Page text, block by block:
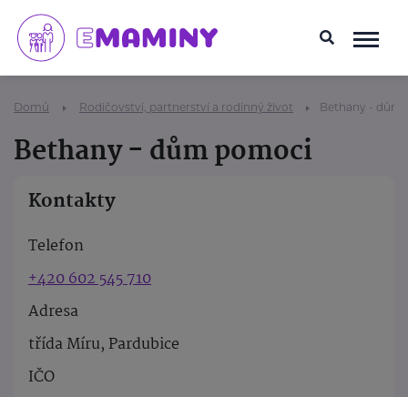
Domů Rodičovství, partnerství a rodinný život Bethany - dům
Bethany - dům pomoci
Kontakty
Telefon
+420 602 545 710
Adresa
třída Míru, Pardubice
IČO